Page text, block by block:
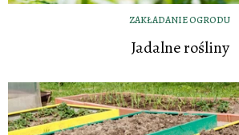
ZAKŁADANIE OGRODU
Jadalne rośliny